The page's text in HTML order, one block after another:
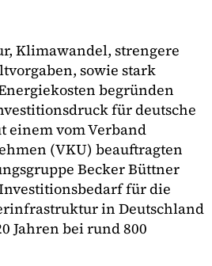
Klimawandel, strengere
sowie stark
begründen
für deutsche
einem vom Verband
(VKU) beauftragten
Becker Büttner
für die
in Deutschland
Jahren bei rund 800